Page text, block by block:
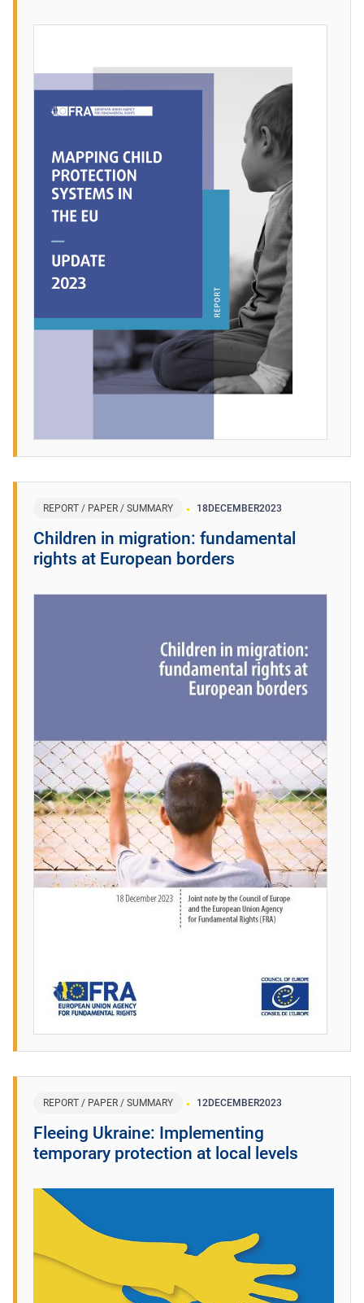
REPORT / PAPER / SUMMARY 18DECEMBER2023
Children in migration: fundamental
rights at European borders
REPORT / PAPER / SUMMARY 12DECEMBER2023
​Fleeing Ukraine: Implementing
temporary protection at local levels